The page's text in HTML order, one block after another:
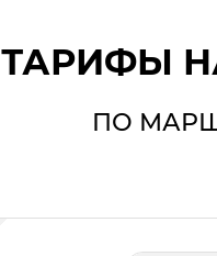
ТАРИФЫ
ПО